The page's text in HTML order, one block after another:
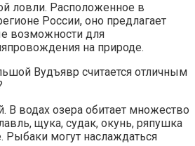
ловли. Расположенное в
России, оно предлагает
возможности для
на природе.
Вудъявр считается отличным
В водах озера обитает множество
щука, судак, окунь, ряпушка
Рыбаки могут наслаждаться